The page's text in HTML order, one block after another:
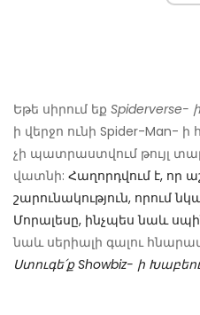
Եթե ​​սիրում եք Spiderverse-
ի վերջո ունի Spider-Man-
չի պատրաստվում թույլ
վատնի: Հաղորդվում է, որ
շարունակություն, որում
Մորալեսը, ինչպես նաև
նաև սերիալի գալու
Ստուգե՛ք Showbiz- ի